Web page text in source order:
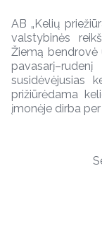
AB „Kelių
valstybinės
Žiemą bendrovė
susidėvėjusias
prižiūrėdama
įmonėje dirba